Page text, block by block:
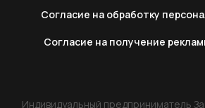
Согласие на обработку
Согласие на получение
Индивидуальный предприниматель